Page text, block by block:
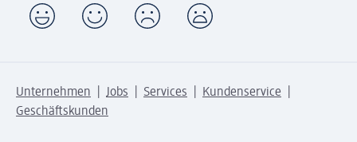
Unternehmen Jobs Services
Kundenservice
Geschäftskunden